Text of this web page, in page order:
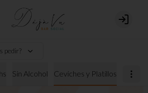
Login
pedir?
Sin Alcohol Ceviches y Platillos